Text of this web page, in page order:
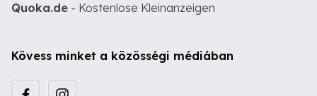
Quoka.de - Kostenlose Kleinanzeigen
Kövess minket a közösségi médiában